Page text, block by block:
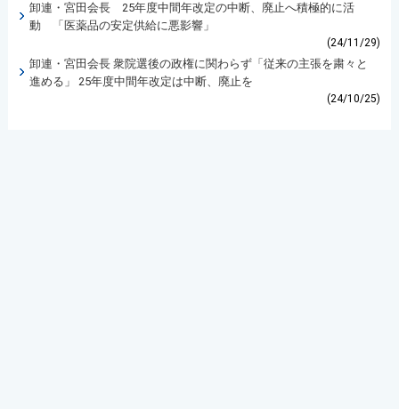
卸連・宮田会長 25年度中間年改定の中断、廃止へ積極的に活
動 「医薬品の安定供給に悪影響」
(24/11/29)
卸連・宮田会長 衆院選後の政権に関わらず「従来の主張を粛々と
進める」 25年度中間年改定は中断、廃止を
(24/10/25)